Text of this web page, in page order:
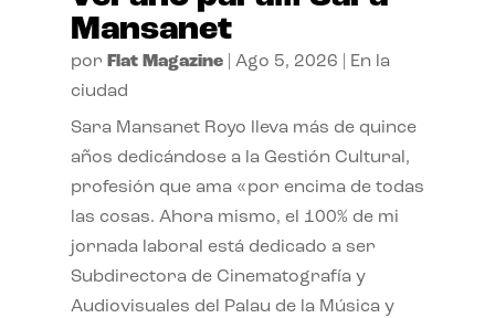
Mansanet
por Flat Magazine| Ago 5, 2026
En la
ciudad
Sara Mansanet Royo lleva más de quince
años dedicándose a la Gestión Cultural,
profesión que ama «por encima de todas
las cosas. Ahora mismo, el 100% de mi
jornada laboral está dedicado a ser
Subdirectora de Cinematografía y
Audiovisuales del Palau de la Música y